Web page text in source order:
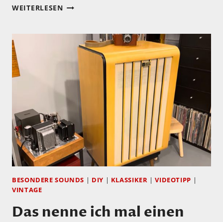
WEITERLESENLOWTHER
SERIE!
BESONDERE SOUNDS | DIY | KLASSIKER |VIDEOTIPP |
VINTAGE
Das nenne ich mal einen